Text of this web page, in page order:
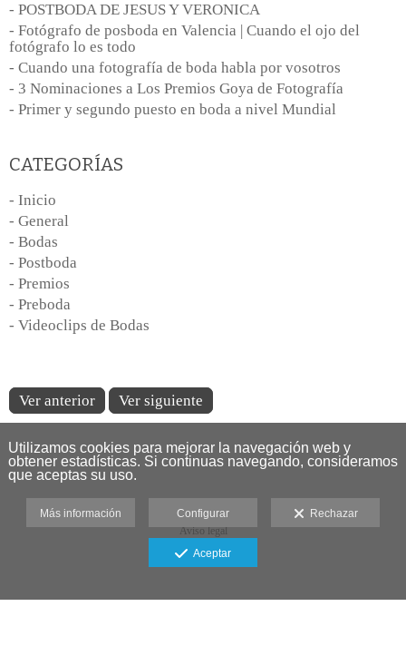
- POSTBODA DE JESUS Y VERONICA
- Fotógrafo de posboda en Valencia | Cuando el ojo del
fotógrafo lo es todo
- Cuando una fotografía de boda habla por vosotros
- 3 Nominaciones a Los Premios Goya de Fotografía
- Primer y segundo puesto en boda a nivel Mundial
CATEGORÍAS
- Inicio
- General
- Bodas
- Postboda
- Premios
- Preboda
- Videoclips de Bodas
Ver anterior Ver siguiente
Aviso legal
Utilizamos cookies para mejorar la navegación web y
obtener estadísticas. Si continuas navegando, consideramos
que aceptas su uso.
Más información Configurar Rechazar
Aceptar